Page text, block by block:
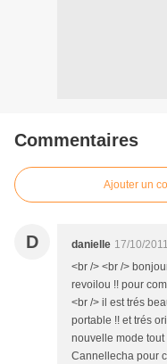
Commentaires
Ajouter un
D danielle 17/10/
<br /> <br />
revoilou !! pour
<br /> il est trés
portable !! et trés
nouvelle mode tout
Cannellecha pour